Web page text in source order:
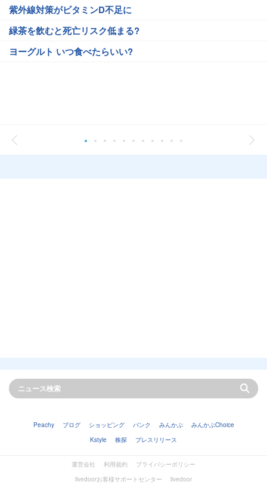
紫外線対策がビタミンD不足に
緑茶を飲むと死亡リスク低まる?
ヨーグルト いつ食べたらいい?
Peachy ブログ ショッピング バンク みんかぶ
みんかぶChoice
Kstyle
株探 プレスリリース
運営会社 利用規約
プライバシーポリシー
livedoorお客様サポートセンター
livedoor